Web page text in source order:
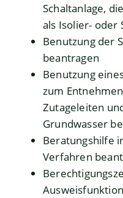
Schaltanlage,
als Isolier- oder
Benutzung der
beantragen
Benutzung
zum
Zutageleiten
Grundwasser
Beratungshilfe
Verfahren